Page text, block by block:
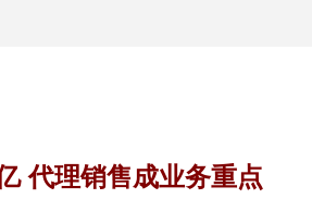
代理销售成业务重点